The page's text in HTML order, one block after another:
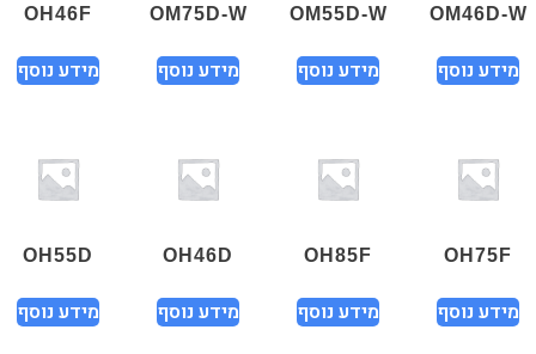
OM46D-
מידע נוסף
OM55D-W
מידע נוסף
OM75D-W
מידע נוסף
OH46F
מידע נוסף
OH75F
מידע נוסף
OH85F
מידע נוסף
OH46D
מידע נוסף
OH55D
מידע נוסף